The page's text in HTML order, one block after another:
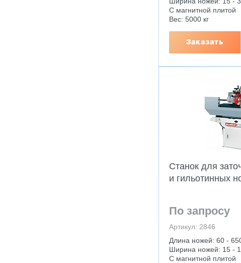
С магнитной плитой
Вес: 5000 кг
Заказать
Станок для
и гильотинных
По запросу
Артикул: 2846
Длина ножей: 60 -
Ширина ножей: 15 -
С магнитной плитой